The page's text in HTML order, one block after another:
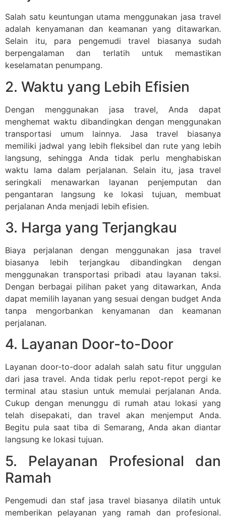
Salah satu keuntungan utama menggunakan jasa travel
adalah kenyamanan dan keamanan yang ditawarkan.
Selain itu, para pengemudi travel biasanya sudah
berpengalaman dan terlatih untuk memastikan
keselamatan penumpang.
2. Waktu yang Lebih Efisien
Dengan menggunakan jasa travel, Anda dapat
menghemat waktu dibandingkan dengan menggunakan
transportasi umum lainnya. Jasa travel biasanya
memiliki jadwal yang lebih fleksibel dan rute yang lebih
langsung, sehingga Anda tidak perlu menghabiskan
waktu lama dalam perjalanan. Selain itu, jasa travel
seringkali menawarkan layanan penjemputan dan
pengantaran langsung ke lokasi tujuan, membuat
perjalanan Anda menjadi lebih efisien.
3. Harga yang Terjangkau
Biaya perjalanan dengan menggunakan jasa travel
biasanya lebih terjangkau dibandingkan dengan
menggunakan transportasi pribadi atau layanan taksi.
Dengan berbagai pilihan paket yang ditawarkan, Anda
dapat memilih layanan yang sesuai dengan budget Anda
tanpa mengorbankan kenyamanan dan keamanan
perjalanan.
4. Layanan Door-to-Door
Layanan door-to-door adalah salah satu fitur unggulan
dari jasa travel. Anda tidak perlu repot-repot pergi ke
terminal atau stasiun untuk memulai perjalanan Anda.
Cukup dengan menunggu di rumah atau lokasi yang
telah disepakati, dan travel akan menjemput Anda.
Begitu pula saat tiba di Semarang, Anda akan diantar
langsung ke lokasi tujuan.
5. Pelayanan Profesional dan
Ramah
Pengemudi dan staf jasa travel biasanya dilatih untuk
memberikan pelayanan yang ramah dan profesional.